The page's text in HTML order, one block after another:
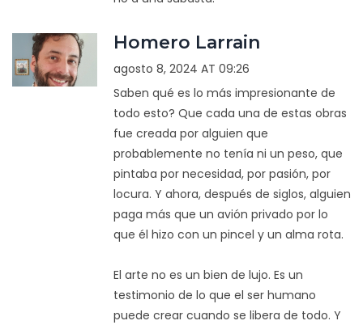
Homero Larrain
agosto 8, 2024 AT 09:26
Saben qué es lo más impresionante de
todo esto? Que cada una de estas obras
fue creada por alguien que
probablemente no tenía ni un peso, que
pintaba por necesidad, por pasión, por
locura. Y ahora, después de siglos, alguien
paga más que un avión privado por lo
que él hizo con un pincel y un alma rota.
El arte no es un bien de lujo. Es un
testimonio de lo que el ser humano
puede crear cuando se libera de todo. Y